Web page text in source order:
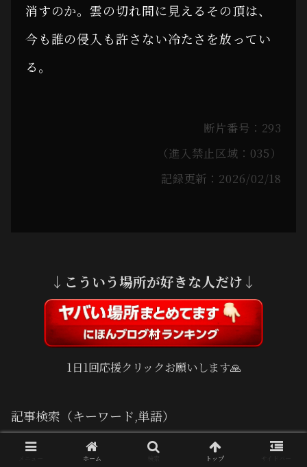
消すのか。雲の切れ間に見えるその頂は、
今も誰の侵入も許さない冷たさを放ってい
る。
断片番号：293
（進入禁止区域：035）
記録更新：2026/02/18
↓こういう場所が好きな人だけ↓
1日1回応援クリックお願いします🙏
記事検索（キーワード,単語）
ホーム トップ